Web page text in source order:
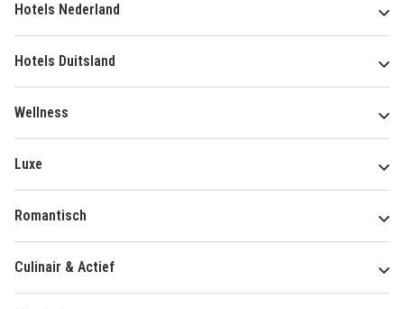
Hotels Nederland
Hotels Duitsland
Wellness
Luxe
Romantisch
Culinair & Actief